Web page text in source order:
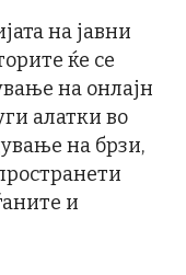
на јавни
ќе се
на онлајн
алатки во
на брзи,
и